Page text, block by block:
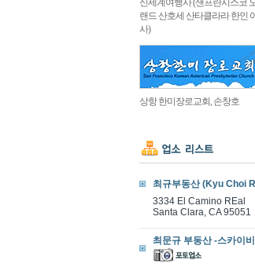
신세계여행사 (샌프란시스코
랜드 산호세 산타클라라 한인
사)
상항 한미장로교회, 손창호
최규부동산 (Kyu Choi
3334 El Camino REal
Santa Clara, CA 95051
최문규 부동산 -스카이